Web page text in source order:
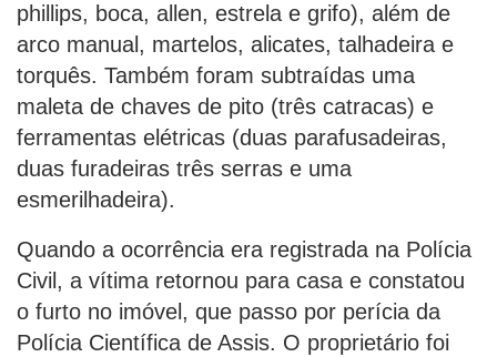
phillips, boca, allen, estrela e grifo), além de
arco manual, martelos, alicates, talhadeira e
torquês. Também foram subtraídas uma
maleta de chaves de pito (três catracas) e
ferramentas elétricas (duas parafusadeiras,
duas furadeiras três serras e uma
esmerilhadeira).
Quando a ocorrência era registrada na Polícia
Civil, a vítima retornou para casa e constatou
o furto no imóvel, que passo por perícia da
Polícia Científica de Assis. O proprietário foi